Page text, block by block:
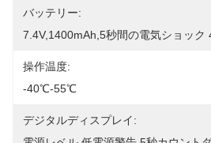
バッテリー:
7.4V,1400mAh,5秒間の電気ショック
操作温度:
-40℃-55℃
デジタルディスプレイ: